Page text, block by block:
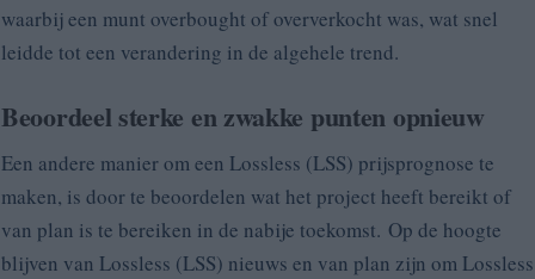
waarbij een munt overbought of oververkocht was, wat snel
leidde tot een verandering in de algehele trend.
Beoordeel sterke en zwakke punten opnieuw
Een andere manier om een Lossless (LSS) prijsprognose te
maken, is door te beoordelen wat het project heeft bereikt of
van plan is te bereiken in de nabije toekomst. Op de hoogte
blijven van Lossless (LSS) nieuws en van plan zijn om Lossless